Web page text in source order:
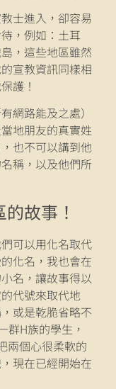
士進入，卻容易
，例如：土耳
，這些地區雖然
宣教資訊同樣相
護！
網路能及之處）
地朋友的真實姓
也不可以講到他
稱，以及他們所
故事！
可以用化名取代
化名，我也會在
名，讓故事得以
代號來取代地
或是乾脆省略不
群H族的學生，
兩個心很柔軟的
現在已經開始在